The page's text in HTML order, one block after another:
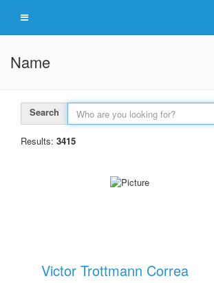
Name
Search
Results: 3415
Victor Trottmann Correa